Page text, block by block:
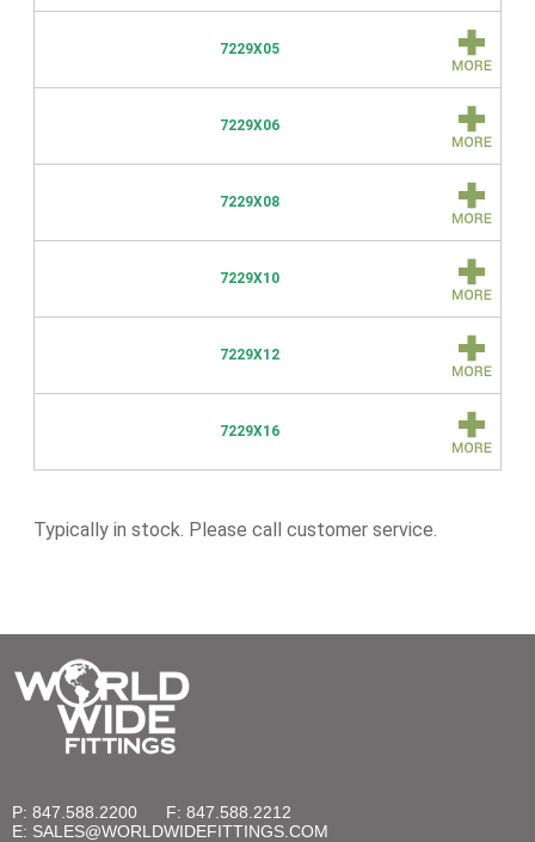
7229X05
7229X06
7229X08
7229X10
7229X12
7229X16
Typically in stock. Please call customer service.
P: 847.588.2200
F: 847.588.2212
E: SALES@WORLDWIDEFITTINGS.COM